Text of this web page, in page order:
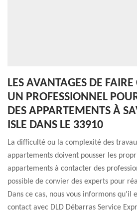
LES AVANTAGES DE
UN PROFESSIONNEL
DES APPARTEMENTS À
ISLE DANS LE 33910
La difficulté ou la complexité des
appartements doivent pousser les
appartements à contacter des
possible de convier des experts pour
Dans ce cas, nous vous informons qu'il
contact avec DLD Débarras Service